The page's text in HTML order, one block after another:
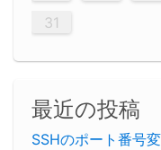
31
最近の投稿
SSHのポート番号